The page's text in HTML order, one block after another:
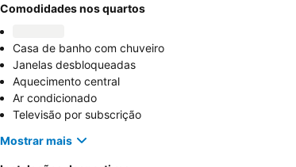
Comodidades nos quartos
Casa de banho com chuveiro
Janelas desbloqueadas
Aquecimento central
Ar condicionado
Televisão por subscrição
Mostrar mais